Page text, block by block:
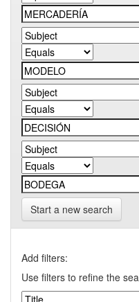
Start a new search
Add filters:
Use filters to refine the